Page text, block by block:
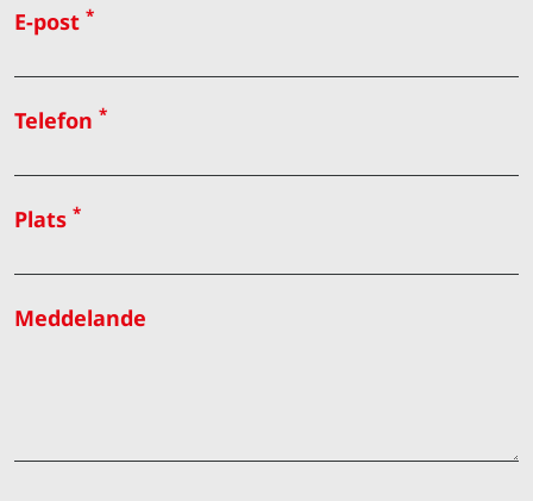
E-post *
Telefon *
Plats *
Meddelande